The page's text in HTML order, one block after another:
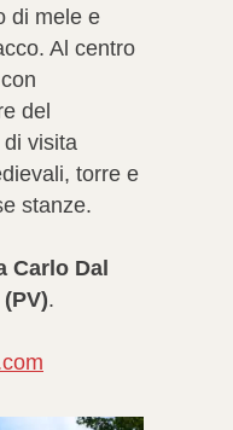
di mele e
Al centro
del
visita
torre e
stanze.
Carlo Dal
.